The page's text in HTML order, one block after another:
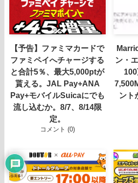
【予告】ファミマカードで
ファミペイへチャージする
と合計5％、最大5,000ptが
貰える。JAL Pay+ANA
Pay+モバイルSuicaにでも
流し込むか。8/7、8/14限
定。
コメント (0)
ン・
ント